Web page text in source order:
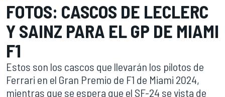
FOTOS: CASCOS DE LECLERC
Y SAINZ PARA EL GP DE MIAMI
F1
Estos son los cascos que llevarán los pilotos de
Ferrari en el Gran Premio de F1 de Miami 2024,
mientras que se espera que el SF-24 se vista de